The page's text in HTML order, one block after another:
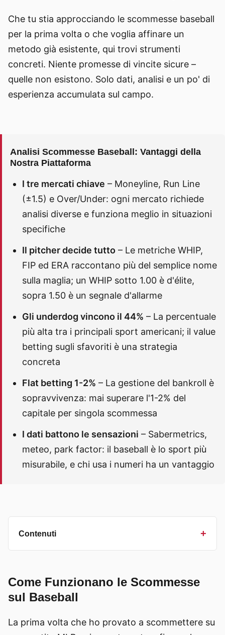
Che tu stia approcciando le scommesse baseball
per la prima volta o che voglia affinare un
metodo già esistente, qui trovi strumenti
concreti. Niente promesse di vincite sicure –
quelle non esistono. Solo dati, analisi e un po' di
esperienza accumulata sul campo.
Analisi Scommesse Baseball: Vantaggi della
Nostra Piattaforma
I tre mercati chiave – Moneyline, Run Line
(±1.5) e Over/Under: ogni mercato richiede
analisi diverse e funziona meglio in situazioni
specifiche
Il pitcher decide tutto – Le metriche WHIP,
FIP ed ERA raccontano più del semplice nome
sulla maglia; un WHIP sotto 1.00 è d'élite,
sopra 1.50 è un segnale d'allarme
Gli underdog vincono il 44% – La percentuale
più alta tra i principali sport americani; il value
betting sugli sfavoriti è una strategia
concreta
Flat betting 1-2% – La gestione del bankroll è
sopravvivenza: mai superare l'1-2% del
capitale per singola scommessa
I dati battono le sensazioni – Sabermetrics,
meteo, park factor: il baseball è lo sport più
misurabile, e chi usa i numeri ha un vantaggio
Contenuti
Come Funzionano le Scommesse
sul Baseball
La prima volta che ho provato a scommettere su